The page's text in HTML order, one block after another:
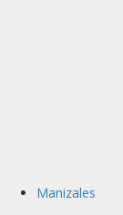
Manizales